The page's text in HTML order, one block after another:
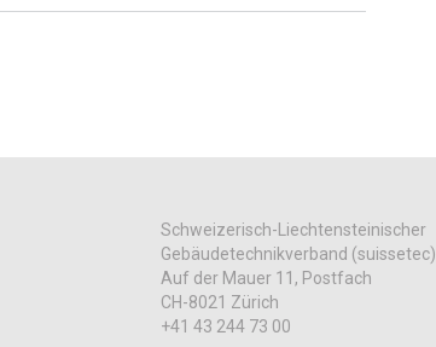
Schweizerisch-Liechtensteinischer
Gebäudetechnikverband (suissetec)
Auf der Mauer 11, Postfach
CH-8021 Zürich
+41 43 244 73 00